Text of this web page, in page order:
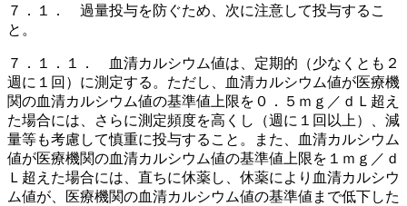
７．１． 過量投与を防ぐため、次に注意して投与するこ
と。
７．１．１． 血清カルシウム値は、定期的（少なくとも２
週に１回）に測定する。ただし、血清カルシウム値が医療機
関の血清カルシウム値の基準値上限を０．５ｍｇ／ｄＬ超え
た場合には、さらに測定頻度を高くし（週に１回以上）、減
量等も考慮して慎重に投与すること。また、血清カルシウム
値が医療機関の血清カルシウム値の基準値上限を１ｍｇ／ｄ
Ｌ超えた場合には、直ちに休薬し、休薬により血清カルシウ
ム値が、医療機関の血清カルシウム値の基準値まで低下した